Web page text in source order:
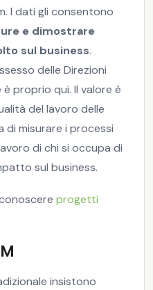
I dati gli consentono
e dimostrare
sul business.
delle Direzioni
proprio qui. Il valore è
del lavoro delle
di misurare i processi
di chi si occupa di
sul business.
progetti
insistono